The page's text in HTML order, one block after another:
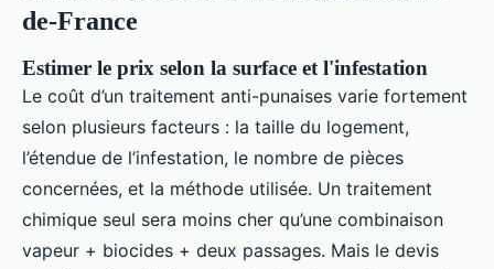
de-France
Estimer le prix selon la surface et l'infestation
Le coût d’un traitement anti-punaises varie fortement
selon plusieurs facteurs : la taille du logement,
l’étendue de l’infestation, le nombre de pièces
concernées, et la méthode utilisée. Un traitement
chimique seul sera moins cher qu’une combinaison
vapeur + biocides + deux passages. Mais le devis